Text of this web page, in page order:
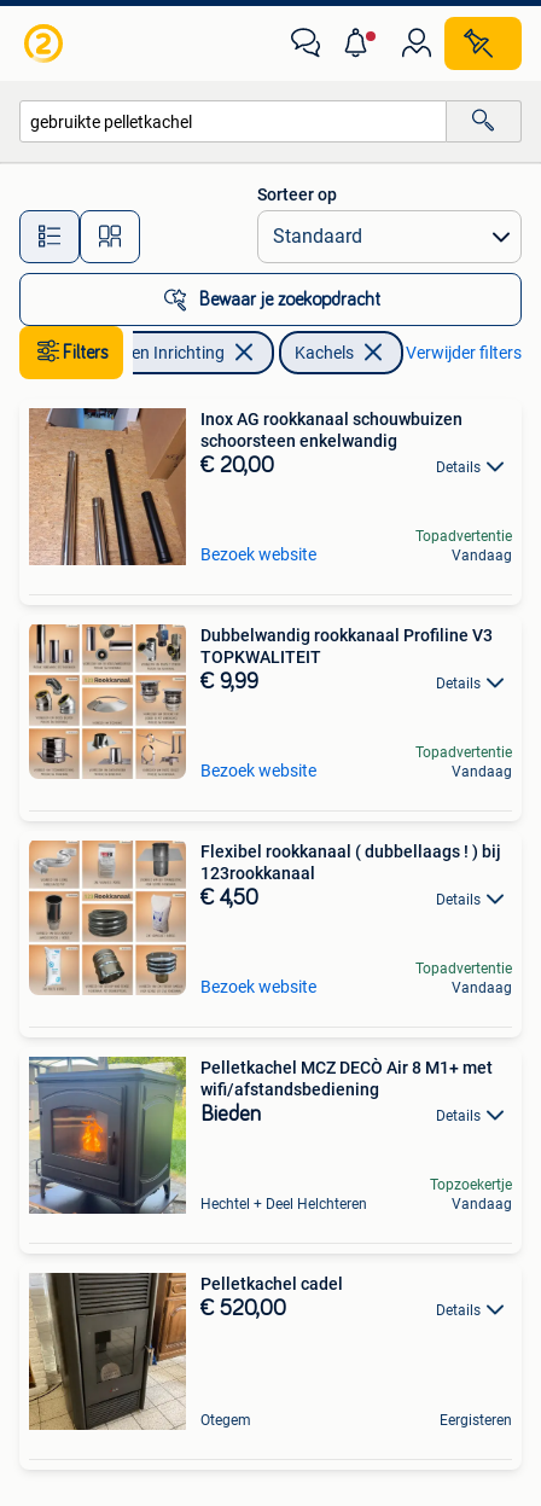
Alle afstanden…
Sorteer op
Bewaar je zoekopdracht
FiltersHuis en Inrichting Kachels Verwijder filters
Inox AG rookkanaal schouwbuizen
schoorsteen enkelwandig
€ 20,00 Details
Bezoek website
Topadvertentie
Vandaag
Dubbelwandig rookkanaal Profiline V3
TOPKWALITEIT
€ 9,99 Details
Bezoek website
Topadvertentie
Vandaag
Flexibel rookkanaal ( dubbellaags ! ) bij
123rookkanaal
€ 4,50 Details
Bezoek website
Topadvertentie
Vandaag
Pelletkachel MCZ DECÒ Air 8 M1+ met
wifi/afstandsbediening
Bieden Details
Hechtel + Deel Helchteren
Topzoekertje
Vandaag
Pelletkachel cadel
€ 520,00 Details
Otegem Eergisteren